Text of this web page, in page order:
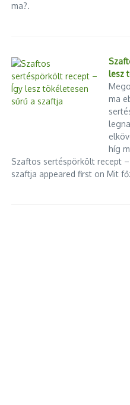
ma?.
lesz
ma
híg
Szaftos sertéspörkölt recept
szaftja appeared first on Mit